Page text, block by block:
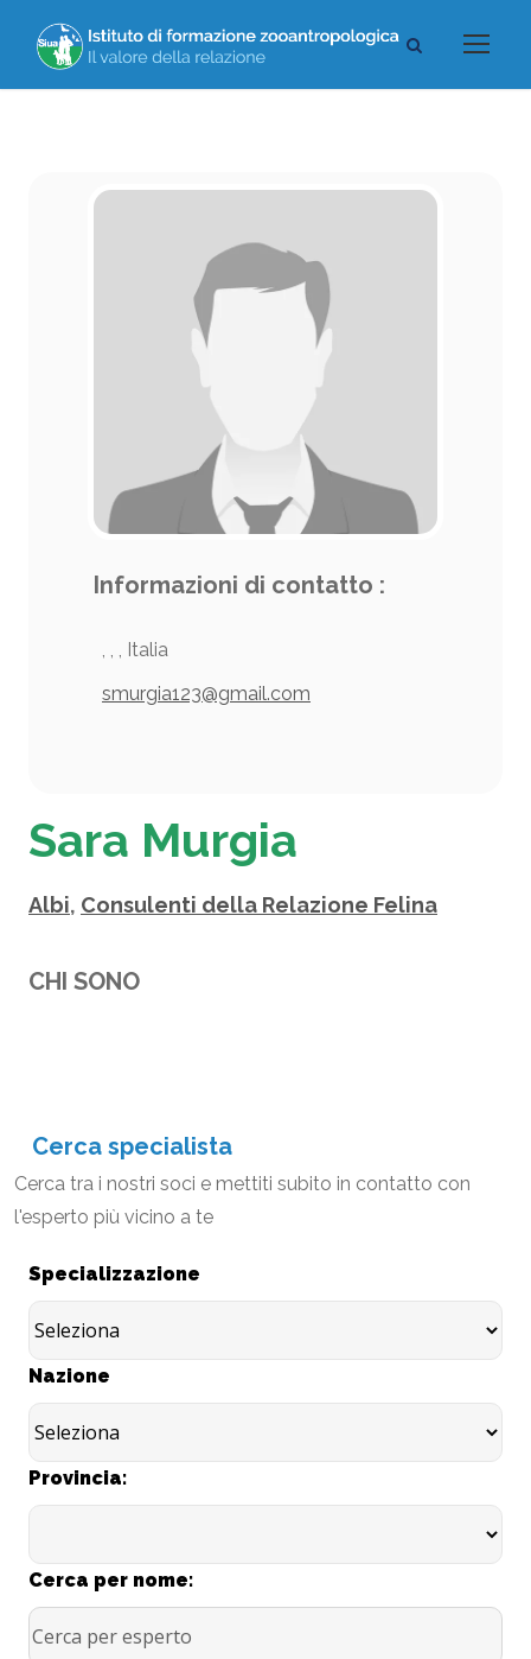
Informazioni di contatto :
, , , Italia
smurgia123@gmail.com
Sara Murgia
Albi, Consulenti della Relazione Felina
CHI SONO
Cerca specialista
Cerca tra i nostri soci e mettiti subito in contatto con
l'esperto più vicino a te
Specializzazione
Nazione
Provincia:
Cerca per nome: